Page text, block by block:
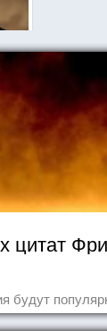
цитат
будут